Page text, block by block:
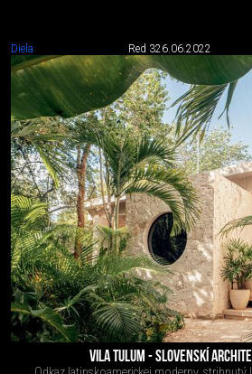
Diela Red 326.06.2022
VILA TULUM - SLOVENSKÍ